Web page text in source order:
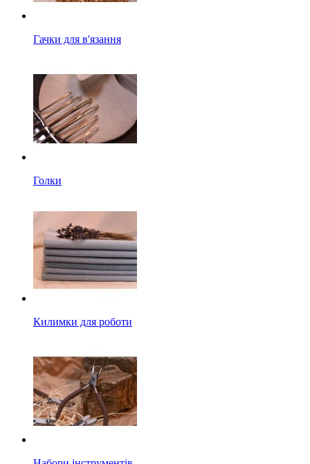
Гачки для в'язання
Голки
Килимки для роботи